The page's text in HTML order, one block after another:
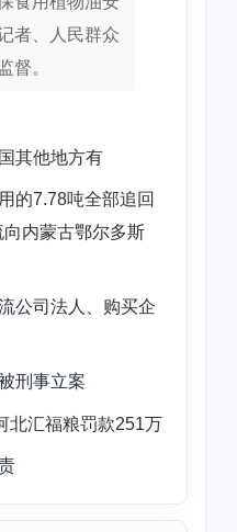
者、人民群众
督。
其他地方有
的7.78吨全部追回
内蒙古鄂尔多斯
公司法人、购买企
刑事立案
北汇福粮罚款251万